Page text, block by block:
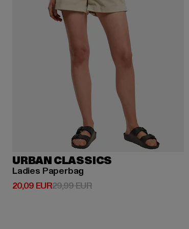
URBAN CLASSICS
Ladies Paperbag
20,09 EUR
Derzeitiger Preis: 20,09 EUR
29,99 EURAktionspreis: 29,99 EUR